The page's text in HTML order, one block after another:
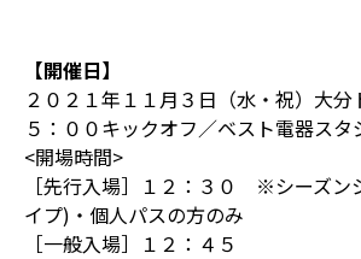
【開催日】
２０２１年１１月３日（水・祝）大分
５：００キックオフ／ベスト電器スタ
<開場時間>
［先行入場］１２：３０ ※シーズン
イプ)・個人パスの方のみ
［一般入場］１２：４５